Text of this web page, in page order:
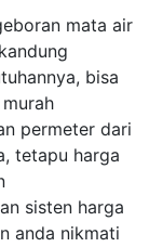
mata air
bisa
permeter dari
tetapu harga
sisten harga
anda nikmati